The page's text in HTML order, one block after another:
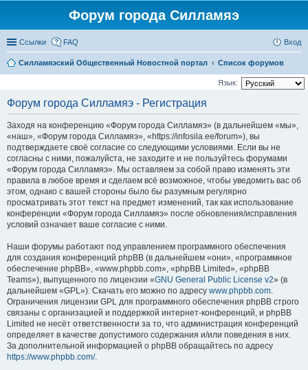
Форум города Силламяэ
Ссылки FAQ Вход
Силламяэский Общественный Новостной портал Список форумов
Язык:
Форум города Силламяэ - Регистрация
Заходя на конференцию «Форум города Силламяэ» (в дальнейшем «мы»,
«наш», «Форум города Силламяэ», «https://infosila.ee/forum»), вы
подтверждаете своё согласие со следующими условиями. Если вы не
согласны с ними, пожалуйста, не заходите и не пользуйтесь форумами
«Форум города Силламяэ». Мы оставляем за собой право изменять эти
правила в любое время и сделаем всё возможное, чтобы уведомить вас об
этом, однако с вашей стороны было бы разумным регулярно
просматривать этот текст на предмет изменений, так как использование
конференции «Форум города Силламяэ» после обновления/исправления
условий означает ваше согласие с ними.
Наши форумы работают под управлением программного обеспечения
для создания конференций phpBB (в дальнейшем «они», «программное
обеспечение phpBB», «www.phpbb.com», «phpBB Limited», «phpBB
Teams»), выпущенного по лицензии «GNU General Public License v2» (в
дальнейшем «GPL»). Скачать его можно по адресу www.phpbb.com.
Ограничения лицензии GPL для программного обеспечения phpBB строго
связаны с организацией и поддержкой интернет-конференций, и phpBB
Limited не несёт ответственности за то, что администрация конференций
определяет в качестве допустимого содержания и/или поведения в них.
За дополнительной информацией о phpBB обращайтесь по адресу
https://www.phpbb.com/.